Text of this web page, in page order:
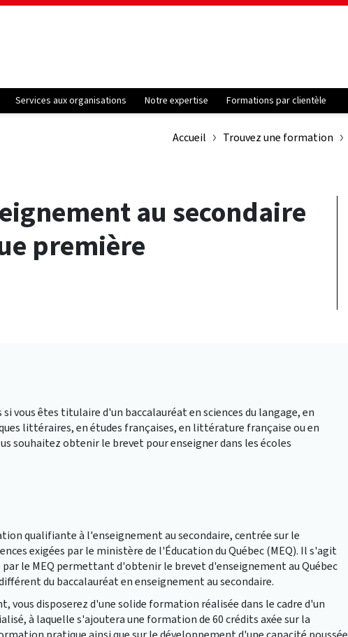
Services aux organisations Notre expertise Formations par clientèle
Accueil Trouvez une formation
au secondaire
première
si vous êtes titulaire d'un baccalauréat en sciences du langage, en
littéraires, en études françaises, en littérature française ou en
souhaitez obtenir le brevet pour enseigner dans les écoles
qualifiante à l'enseignement au secondaire, centrée sur le
exigées par le ministère de l'Éducation du Québec (MEQ). Il s'agit
le MEQ permettant d'obtenir le brevet d'enseignement au Québec
du baccalauréat en enseignement au secondaire.
vous disposerez d'une solide formation réalisée dans le cadre d'un
à laquelle s'ajoutera une formation de 60 crédits axée sur la